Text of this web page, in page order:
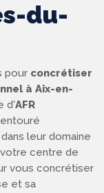
du-
pour concrétiser
à Aix-en-
d'AFR
entouré
leur domaine
votre centre de
vous concrétiser
et sa